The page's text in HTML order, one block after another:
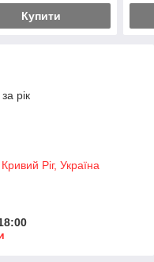
Купити
рік
Ріг, Україна